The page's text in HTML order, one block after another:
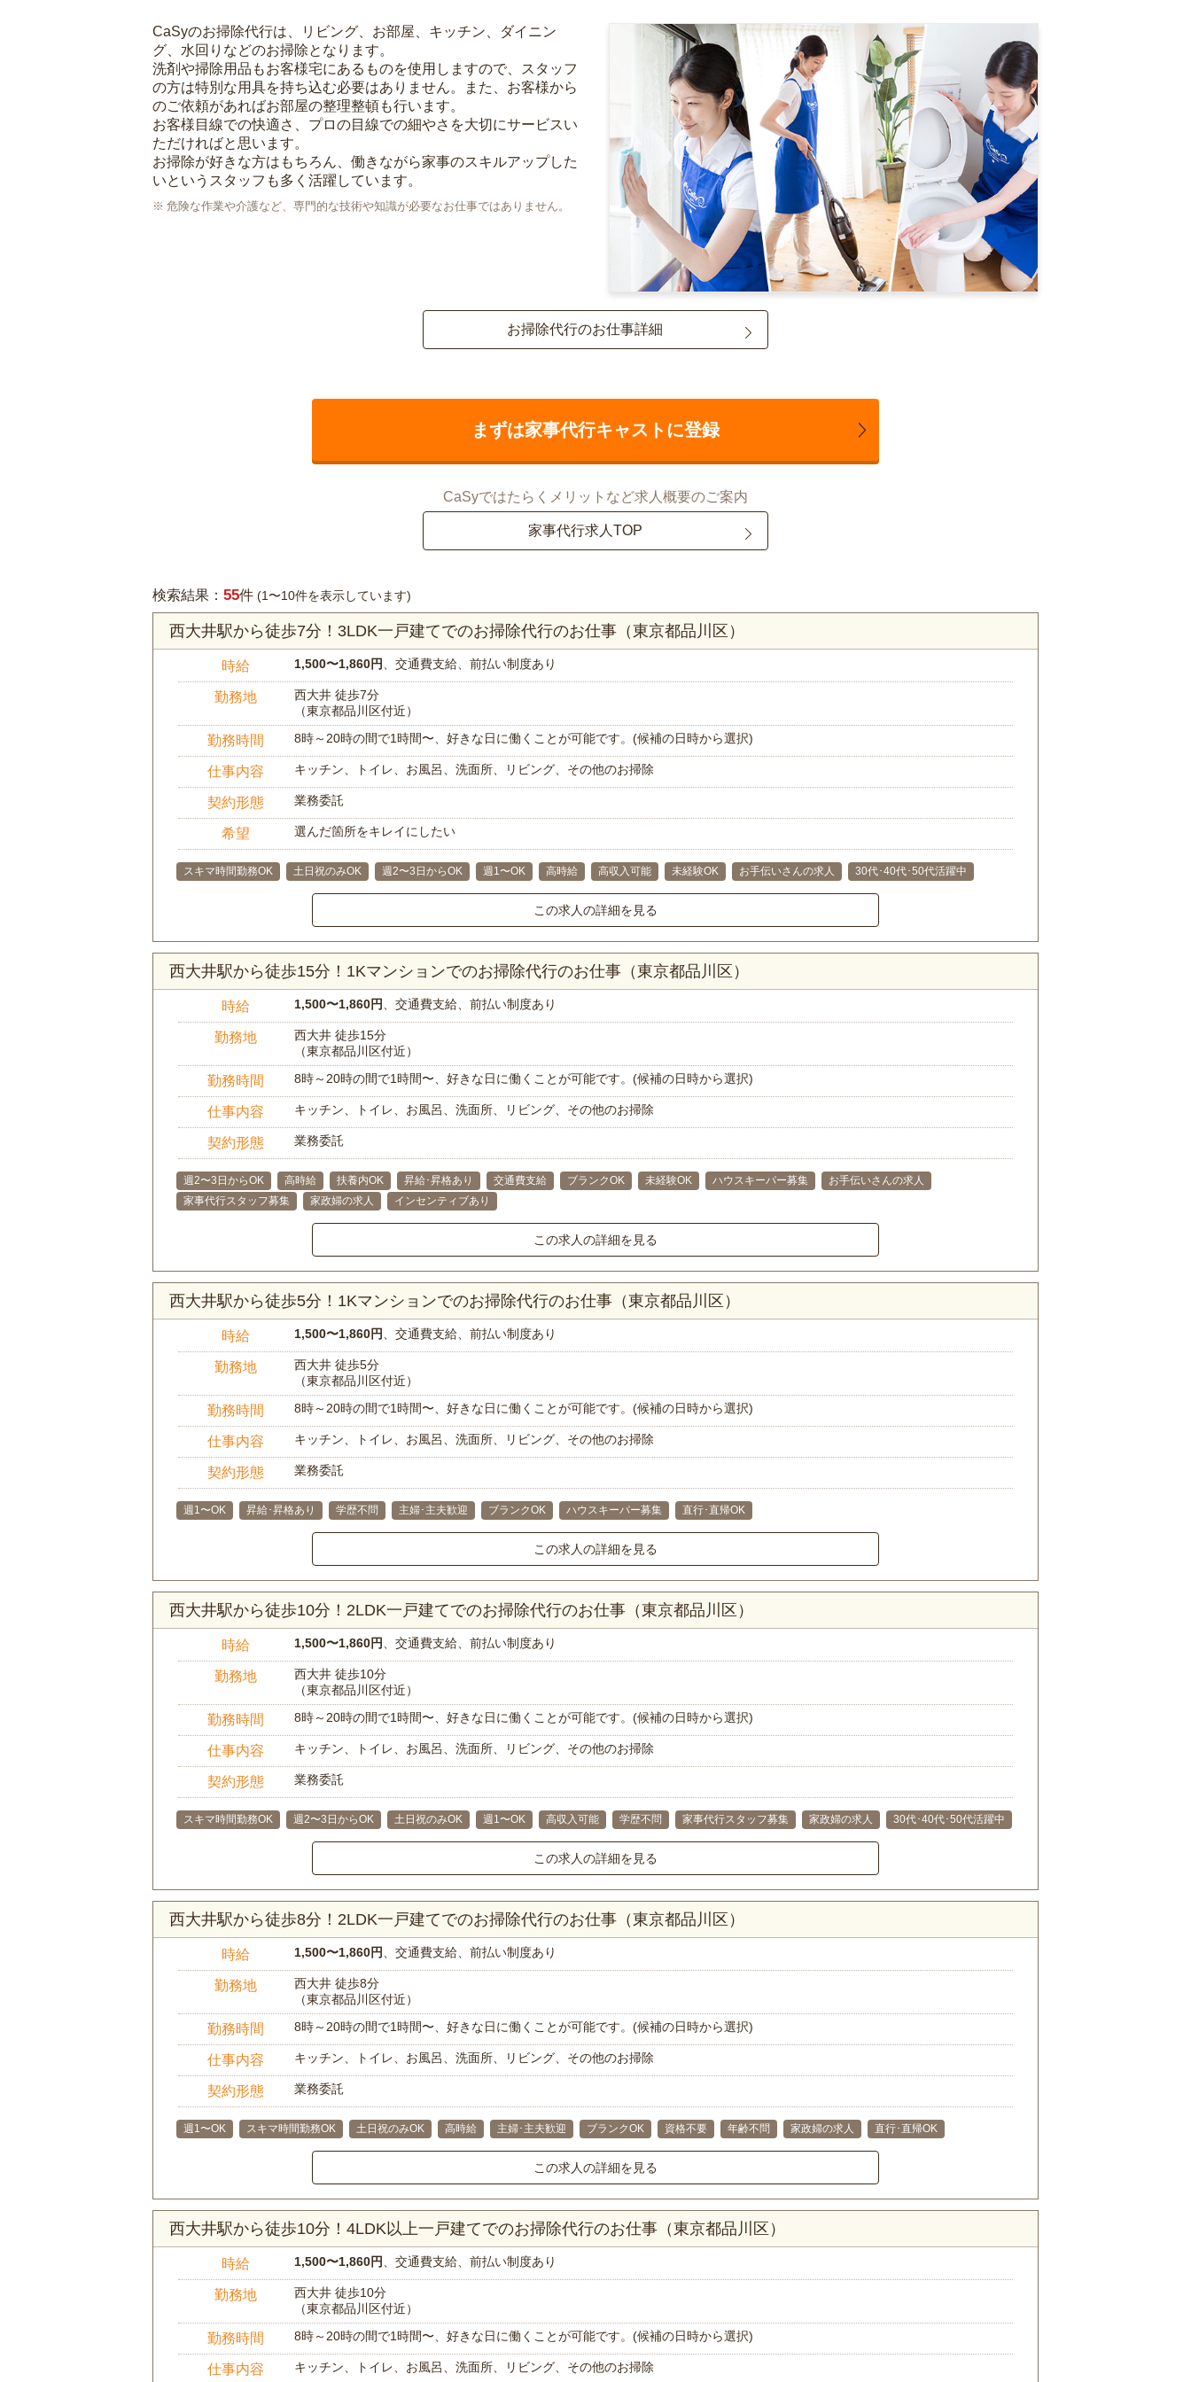
CaSyのお掃除代行は、リビング、お部屋、キッチン、ダイニン
グ、水回りなどのお掃除となります。
洗剤や掃除用品もお客様宅にあるものを使用しますので、スタッフ
の方は特別な用具を持ち込む必要はありません。また、お客様から
のご依頼があればお部屋の整理整頓も行います。
お客様目線での快適さ、プロの目線での細やさを大切にサービスい
ただければと思います。
お掃除が好きな方はもちろん、働きながら家事のスキルアップした
いというスタッフも多く活躍しています。
危険な作業や介護など、専門的な技術や知識が必要なお仕事ではありません。
お掃除代行のお仕事詳細
まずは家事代行キャストに登録
CaSyではたらくメリットなど求人概要のご案内
家事代行求人TOP
検索結果： 55件 (1〜10件を表示しています)
西大井駅から徒歩7分！3LDK一戸建てでのお掃除代行のお仕事（東京都品川区）
時給 1,500〜1,860円 、交通費支給、前払い制度あり
勤務地
西大井 徒歩7分
（東京都品川区付近）
勤務時間 8時～20時の間で1時間〜、好きな日に働くことが可能です。(候補の日時から選択)
仕事内容 キッチン、トイレ、お風呂、洗面所、リビング、その他のお掃除
契約形態 業務委託
希望 選んだ箇所をキレイにしたい
スキマ時間勤務OK 土日祝のみOK 週2〜3日からOK 週1〜OK 高時給 高収入可能 未経験OK お手伝いさんの求人 30代･40代･50代活躍中
この求人の詳細を見る
西大井駅から徒歩15分！1Kマンションでのお掃除代行のお仕事（東京都品川区）
時給 1,500〜1,860円 、交通費支給、前払い制度あり
勤務地
西大井 徒歩15分
（東京都品川区付近）
勤務時間 8時～20時の間で1時間〜、好きな日に働くことが可能です。(候補の日時から選択)
仕事内容 キッチン、トイレ、お風呂、洗面所、リビング、その他のお掃除
契約形態 業務委託
週2〜3日からOK 高時給 扶養内OK 昇給･昇格あり 交通費支給 ブランクOK 未経験OK ハウスキーパー募集
お手伝いさんの求人
家事代行スタッフ募集
家政婦の求人 インセンティブあり
この求人の詳細を見る
西大井駅から徒歩5分！1Kマンションでのお掃除代行のお仕事（東京都品川区）
時給 1,500〜1,860円 、交通費支給、前払い制度あり
勤務地
西大井 徒歩5分
（東京都品川区付近）
勤務時間 8時～20時の間で1時間〜、好きな日に働くことが可能です。(候補の日時から選択)
仕事内容 キッチン、トイレ、お風呂、洗面所、リビング、その他のお掃除
契約形態 業務委託
週1〜OK 昇給･昇格あり 学歴不問 主婦･主夫歓迎 ブランクOK ハウスキーパー募集 直行･直帰OK
この求人の詳細を見る
西大井駅から徒歩10分！2LDK一戸建てでのお掃除代行のお仕事（東京都品川区）
時給 1,500〜1,860円 、交通費支給、前払い制度あり
勤務地
西大井 徒歩10分
（東京都品川区付近）
勤務時間 8時～20時の間で1時間〜、好きな日に働くことが可能です。(候補の日時から選択)
仕事内容 キッチン、トイレ、お風呂、洗面所、リビング、その他のお掃除
契約形態 業務委託
スキマ時間勤務OK 週2〜3日からOK 土日祝のみOK 週1〜OK 高収入可能 学歴不問 家事代行スタッフ募集 家政婦の求人 30代･40代･50代活躍中
この求人の詳細を見る
西大井駅から徒歩8分！2LDK一戸建てでのお掃除代行のお仕事（東京都品川区）
時給 1,500〜1,860円 、交通費支給、前払い制度あり
勤務地
西大井 徒歩8分
（東京都品川区付近）
勤務時間 8時～20時の間で1時間〜、好きな日に働くことが可能です。(候補の日時から選択)
仕事内容 キッチン、トイレ、お風呂、洗面所、リビング、その他のお掃除
契約形態 業務委託
週1〜OK スキマ時間勤務OK 土日祝のみOK 高時給 主婦･主夫歓迎 ブランクOK 資格不要 年齢不問 家政婦の求人 直行･直帰OK
この求人の詳細を見る
西大井駅から徒歩10分！4LDK以上一戸建てでのお掃除代行のお仕事（東京都品川区）
時給 1,500〜1,860円 、交通費支給、前払い制度あり
勤務地
西大井 徒歩10分
（東京都品川区付近）
勤務時間 8時～20時の間で1時間〜、好きな日に働くことが可能です。(候補の日時から選択)
仕事内容 キッチン、トイレ、お風呂、洗面所、リビング、その他のお掃除